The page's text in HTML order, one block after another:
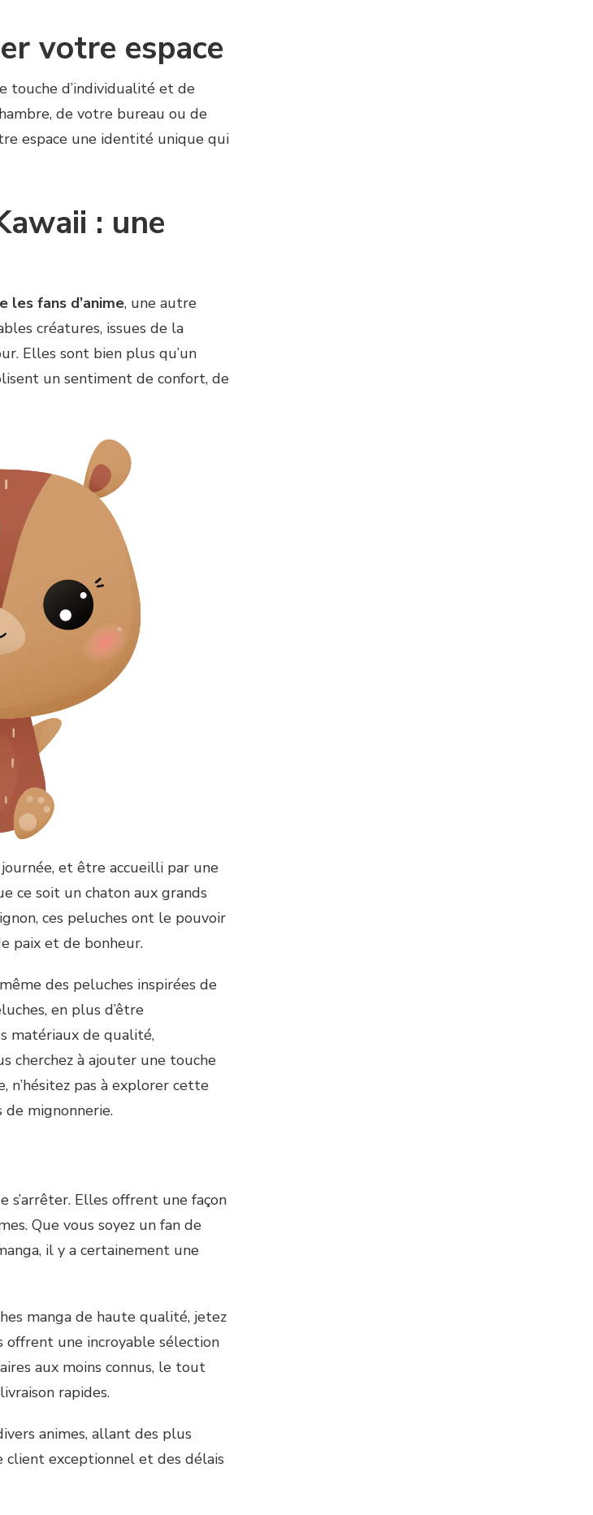
votre espace
touche d’individualité et de
de votre bureau ou de
espace une identité unique qui
: une
les fans d’anime, une autre
créatures, issues de la
Elles sont bien plus qu’un
un sentiment de confort, de
et être accueilli par une
ce soit un chaton aux grands
ces peluches ont le pouvoir
paix et de bonheur.
des peluches inspirées de
en plus d’être
matériaux de qualité,
cherchez à ajouter une touche
n’hésitez pas à explorer cette
mignonnerie.
s’arrêter. Elles offrent une façon
Que vous soyez un fan de
il y a certainement une
manga de haute qualité, jetez
offrent une incroyable sélection
aux moins connus, le tout
rapides.
animes, allant des plus
client exceptionnel et des délais